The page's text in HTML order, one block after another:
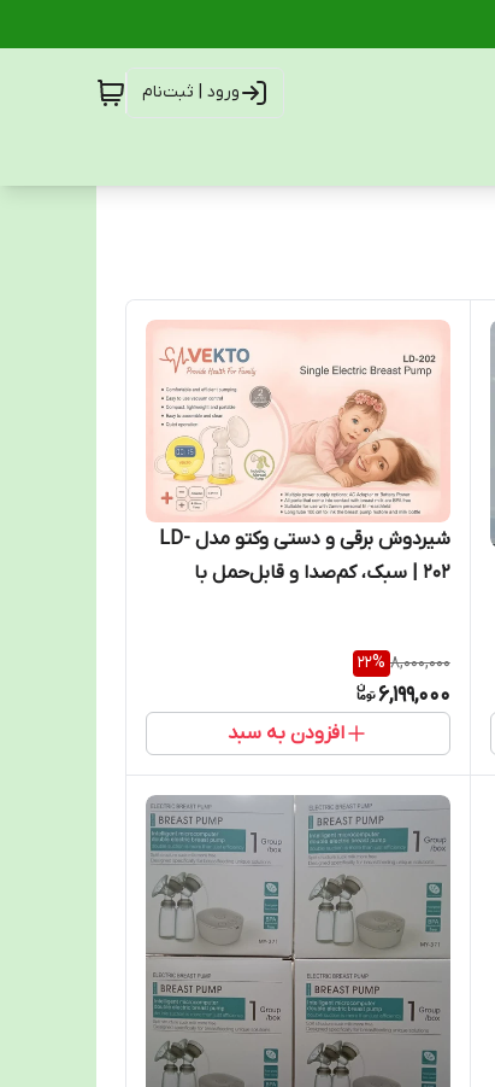
ورود | ثبت‌نام
شیردوش برقی و دستی وکتو مدل LD-
202 | سبک، کم‌صدا و قابل‌حمل با
8,000,000
22%
6,199,000
افزودن به سبد